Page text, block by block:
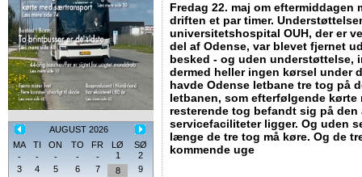
AUGUST 2026
MA
TI ON TO FR LØ
SØ
-
- - - - 1
2
3
4 5 6 7 8
9
Fredag 22. maj om
driften et par timer.
universitetshospital OUH, der er
del af Odense, var blevet fjernet
besked - og uden understøttelse,
dermed heller ingen kørsel under
havde Odense letbane tre tog på
letbanen, som efterfølgende
resterende tog befandt sig på
servicefaciliteter ligger. Og uden
længe de tre tog må køre. Og de
kommende uge